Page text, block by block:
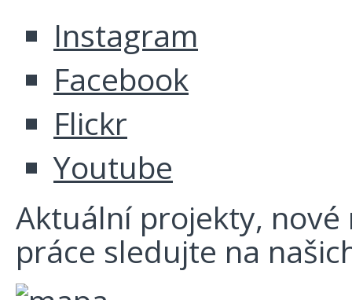
Instagram
Facebook
Flickr
Youtube
Aktuální projekty, nové
práce sledujte na